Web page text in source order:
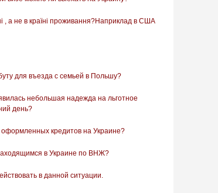
, а не в країні проживання?Наприклад в США
для въезда с семьей в Польшу?
небольшая надежда на льготное
день?
кредитов на Украине?
в Украине по ВНЖ?
в данной ситуации.